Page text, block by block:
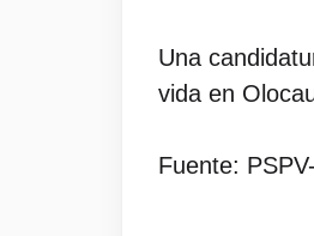
Una
vida en
Fuente: